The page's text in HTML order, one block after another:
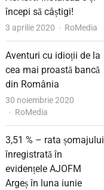
începi să câștigi!
3 aprilie 2020 Author
RoMedia
Aventuri cu idioții de la
cea mai proastă bancă
din România
30 noiembrie 2020
Author
RoMedia
3,51 % – rata șomajului
înregistrată în
evidențele AJOFM
Argeș în luna iunie